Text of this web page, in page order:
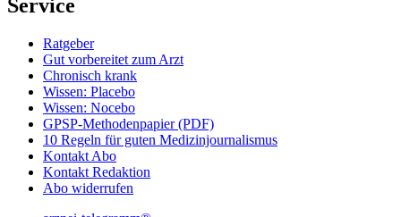
Service
Ratgeber
Gut vorbereitet zum Arzt
Chronisch krank
Wissen: Placebo
Wissen: Nocebo
GPSP-Methodenpapier (PDF)
10 Regeln für guten Medizinjournalismus
Kontakt Abo
Kontakt Redaktion
Abo widerrufen